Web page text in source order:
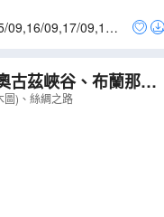
09,16/09,17/09,19/0
古茲峽谷、布蘭那
圖)、絲綢之路